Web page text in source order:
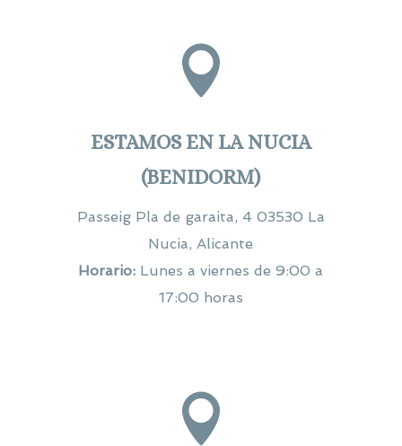

ESTAMOS EN LA NUCIA
(BENIDORM)
Passeig Pla de garaita, 4 03530 La
Nucia, Alicante
Horario: Lunes a viernes de 9:00 a
17:00 horas
